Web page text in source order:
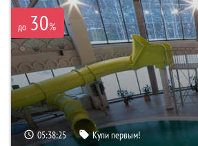
до 30%
05:38:24 Купи первым!